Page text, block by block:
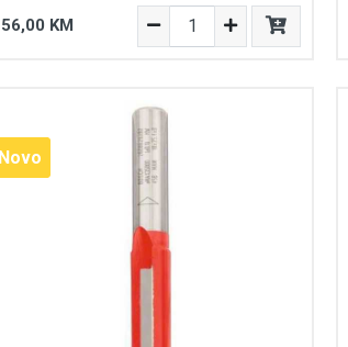
56,00 KM
Novo
Novo